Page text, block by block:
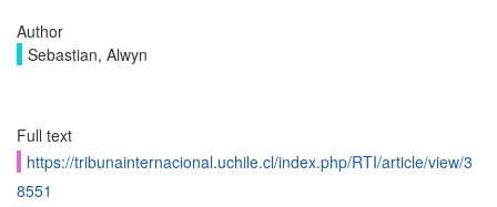
Author
Sebastian, Alwyn
Full text
https://tribunainternacional.uchile.cl/index.php/RTI/article/view/3
8551